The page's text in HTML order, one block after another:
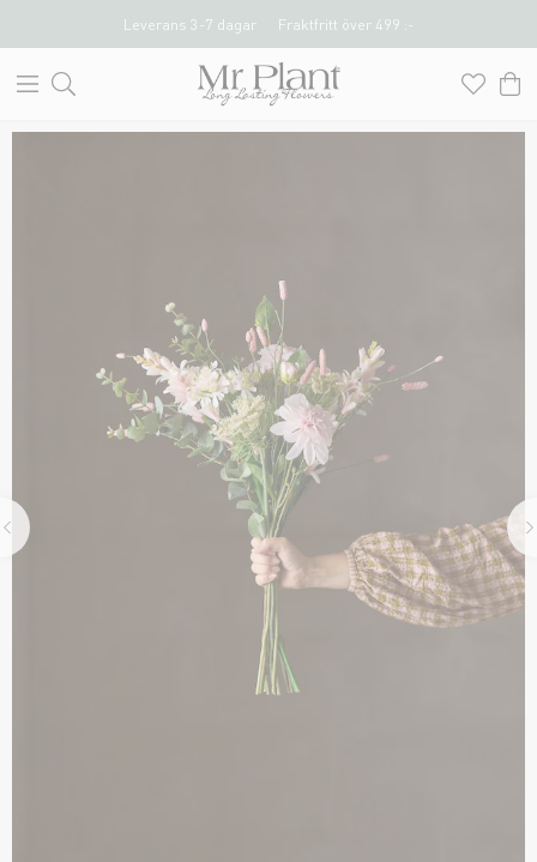
Leverans 3-7 dagar Fraktfritt över 499 :-